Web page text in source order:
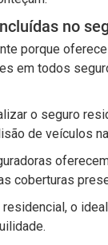
no
porque
em todos
o seguro
de veículos
coberturas
o